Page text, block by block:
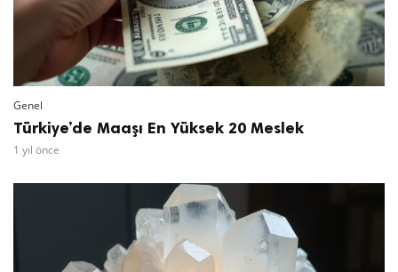
Genel
Türkiye’de Maaşı En Yüksek 20 Meslek
1 yıl önce